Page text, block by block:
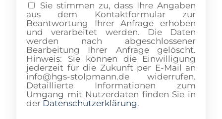
Sie stimmen zu, dass Ihre Angaben
aus dem Kontaktformular zur
Beantwortung Ihrer Anfrage erhoben
und verarbeitet werden. Die Daten
werden nach abgeschlossener
Bearbeitung Ihrer Anfrage gelöscht.
Hinweis: Sie können die Einwilligung
jederzeit für die Zukunft per E-Mail an
info@hgs-stolpmann.de widerrufen.
Detaillierte Informationen zum
Umgang mit Nutzerdaten finden Sie in
der Datenschutzerklärung.